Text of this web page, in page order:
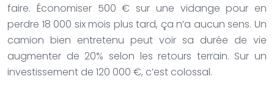
faire. Économiser 500 € sur une vidange pour en
perdre 18 000 six mois plus tard, ça n’a aucun sens. Un
camion bien entretenu peut voir sa durée de vie
augmenter de 20% selon les retours terrain. Sur un
investissement de 120 000 €, c’est colossal.